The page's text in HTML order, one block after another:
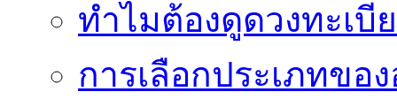
ทำไมต้องดูดวงทะเบี
การเลือกประเภทขอ